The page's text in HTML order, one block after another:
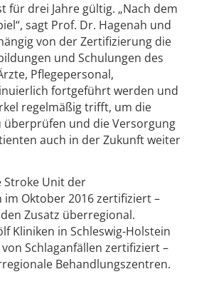
für drei Jahre gültig. „Nach dem
sagt Prof. Dr. Hagenah und
von der Zertifizierung die
und Schulungen des
Pflegepersonal,
fortgeführt werden und
regelmäßig trifft, um die
überprüfen und die Versorgung
auch in der Zukunft weiter
Stroke Unit der
im Oktober 2016 zertifiziert –
Zusatz überregional.
Kliniken in Schleswig-Holstein
Schlaganfällen zertifiziert –
Behandlungszentren.